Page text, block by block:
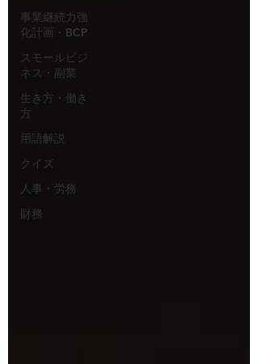
事業継続力強
化計画・BCP
スモールビジ
ネス・副業
生き方・働き
方
用語解説
クイズ
人事・労務
財務